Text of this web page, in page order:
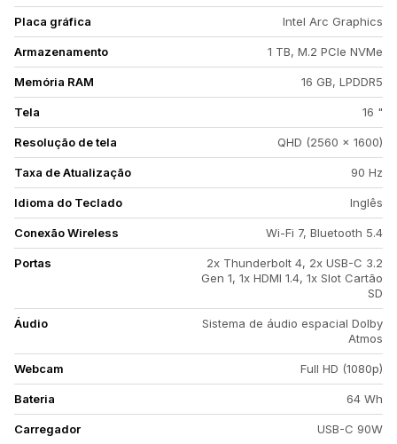
Placa gráfica Intel Arc Graphics
Armazenamento 1 TB, M.2 PCIe NVMe
Memória RAM 16 GB, LPDDR5
Tela 16 "
Resolução de tela QHD (2560 x 1600)
Taxa de Atualização 90 Hz
Idioma do Teclado Inglês
Conexão Wireless Wi-Fi 7, Bluetooth 5.4
Portas
2x Thunderbolt 4, 2x USB-C 3.2
Gen 1, 1x HDMI 1.4, 1x Slot Cartão
SD
Áudio
Sistema de áudio espacial Dolby
Atmos
Webcam Full HD (1080p)
Bateria 64 Wh
Carregador USB-C 90W